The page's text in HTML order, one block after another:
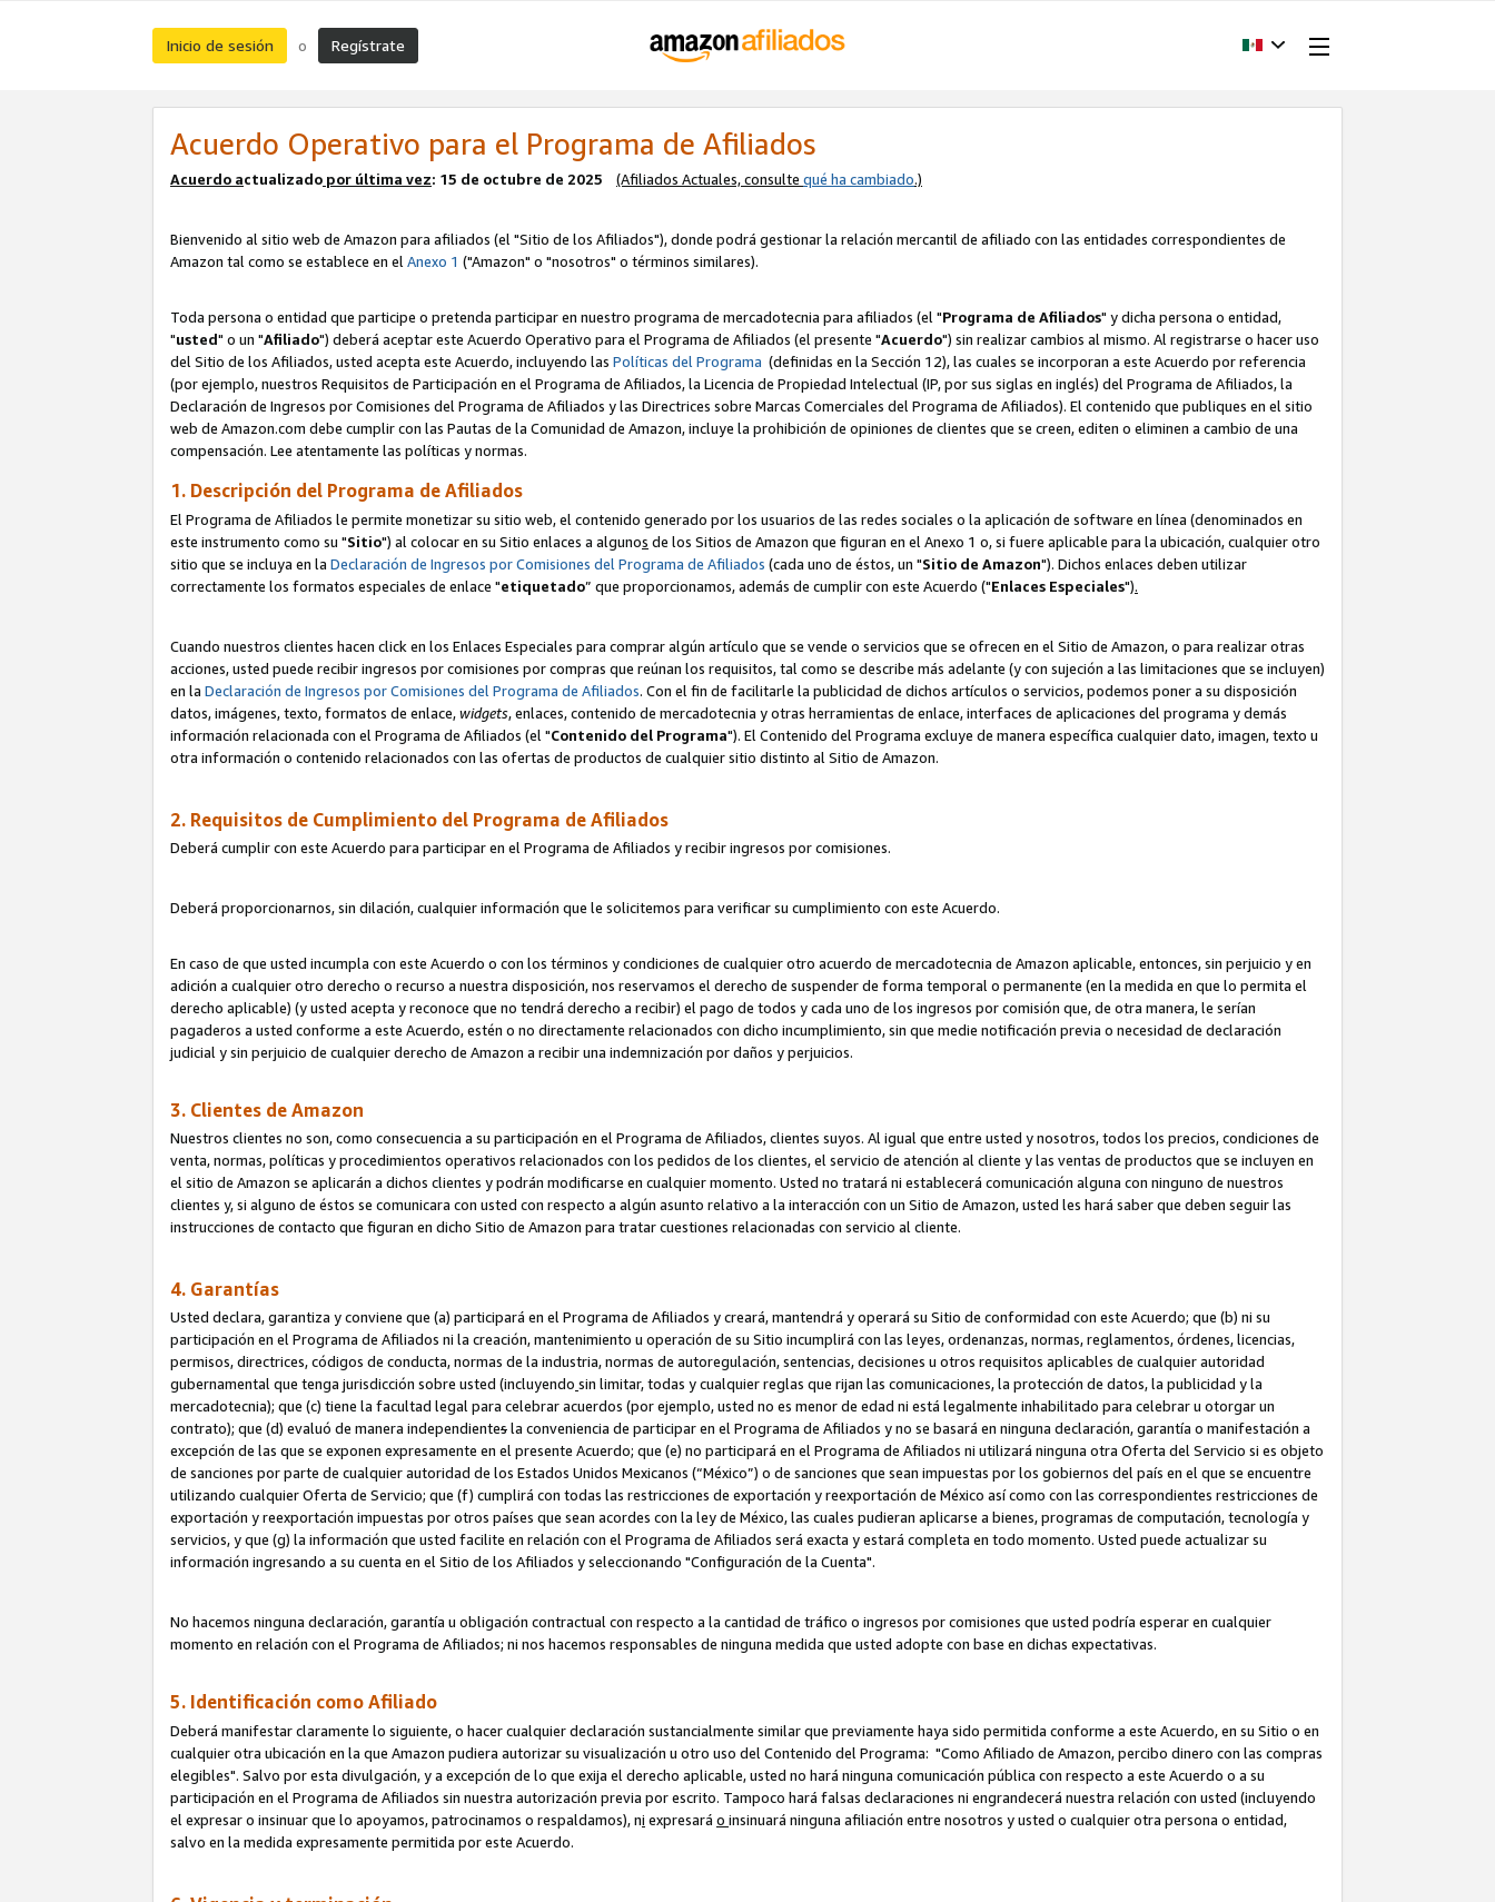
Inicio de sesión o Regístrate
Acuerdo Operativo para el Programa de Afiliados
Acuerdo actualizado por última vez: 15 de octubre de 2025 (Afiliados Actuales, consulte qué ha cambiado.)
Bienvenido al sitio web de Amazon para afiliados (el "Sitio de los Afiliados"), donde podrá gestionar la relación mercantil de afiliado con las entidades correspondientes de
Amazon tal como se establece en elAnexo 1 ("Amazon" o "nosotros" o términos similares).
Toda persona o entidad que participe o pretenda participar en nuestro programa de mercadotecnia para afiliados (el "Programa de Afiliados" y dicha persona o entidad,
"usted" o un "Afiliado") deberá aceptar este Acuerdo Operativo para el Programa de Afiliados (el presente "Acuerdo") sin realizar cambios al mismo. Al registrarse o hacer uso
del Sitio de los Afiliados, usted acepta este Acuerdo, incluyendo las Políticas del Programa (definidas en la Sección 12), las cuales se incorporan a este Acuerdo por referencia
(por ejemplo, nuestros Requisitos de Participación en el Programa de Afiliados, la Licencia de Propiedad Intelectual (IP, por sus siglas en inglés) del Programa de Afiliados, la
Declaración de Ingresos por Comisiones del Programa de Afiliados y las Directrices sobre Marcas Comerciales del Programa de Afiliados). El contenido que publiques en el sitio
web de Amazon.com debe cumplir con las Pautas de la Comunidad de Amazon, incluye la prohibición de opiniones de clientes que se creen, editen o eliminen a cambio de una
compensación. Lee atentamente las políticas y normas.
1. Descripción del Programa de Afiliados
El Programa de Afiliados le permite monetizar su sitio web, el contenido generado por los usuarios de las redes sociales o la aplicación de software en línea (denominados en
este instrumento como su "Sitio") al colocar en su Sitio enlaces a algunos de los Sitios de Amazon que figuran en el Anexo 1 o, si fuere aplicable para la ubicación, cualquier otro
sitio que se incluya en la Declaración de Ingresos por Comisiones del Programa de Afiliados (cada uno de éstos, un "Sitio de Amazon"). Dichos enlaces deben utilizar
correctamente los formatos especiales de enlace "etiquetado” que proporcionamos, además de cumplir con este Acuerdo ("Enlaces Especiales").
Cuando nuestros clientes hacen click en los Enlaces Especiales para comprar algún artículo que se vende o servicios que se ofrecen en el Sitio de Amazon, o para realizar otras
acciones, usted puede recibir ingresos por comisiones por compras que reúnan los requisitos, tal como se describe más adelante (y con sujeción a las limitaciones que se incluyen)
en la Declaración de Ingresos por Comisiones del Programa de Afiliados. Con el fin de facilitarle la publicidad de dichos artículos o servicios, podemos poner a su disposición
datos, imágenes, texto, formatos de enlace,widgets, enlaces, contenido de mercadotecnia y otras herramientas de enlace, interfaces de aplicaciones del programa y demás
información relacionada con el Programa de Afiliados (el "Contenido del Programa"). El Contenido del Programa excluye de manera específica cualquier dato, imagen, texto u
otra información o contenido relacionados con las ofertas de productos de cualquier sitio distinto al Sitio de Amazon.
2. Requisitos de Cumplimiento del Programa de Afiliados
Deberá cumplir con este Acuerdo para participar en el Programa de Afiliados y recibir ingresos por comisiones.
Deberá proporcionarnos, sin dilación, cualquier información que le solicitemos para verificar su cumplimiento con este Acuerdo.
En caso de que usted incumpla con este Acuerdo o con los términos y condiciones de cualquier otro acuerdo de mercadotecnia de Amazon aplicable, entonces, sin perjuicio y en
adición a cualquier otro derecho o recurso a nuestra disposición, nos reservamos el derecho de suspender de forma temporal o permanente (en la medida en que lo permita el
derecho aplicable) (y usted acepta y reconoce que no tendrá derecho a recibir) el pago de todos y cada uno de los ingresos por comisión que, de otra manera, le serían
pagaderos a usted conforme a este Acuerdo, estén o no directamente relacionados con dicho incumplimiento, sin que medie notificación previa o necesidad de declaración
judicial y sin perjuicio de cualquier derecho de Amazon a recibir una indemnización por daños y perjuicios.
3. Clientes de Amazon
Nuestros clientes no son, como consecuencia a su participación en el Programa de Afiliados, clientes suyos. Al igual que entre usted y nosotros, todos los precios, condiciones de
venta, normas, políticas y procedimientos operativos relacionados con los pedidos de los clientes, el servicio de atención al cliente y las ventas de productos que se incluyen en
el sitio de Amazon se aplicarán a dichos clientes y podrán modificarse en cualquier momento. Usted no tratará ni establecerá comunicación alguna con ninguno de nuestros
clientes y, si alguno de éstos se comunicara con usted con respecto a algún asunto relativo a la interacción con un Sitio de Amazon, usted les hará saber que deben seguir las
instrucciones de contacto que figuran en dicho Sitio de Amazon para tratar cuestiones relacionadas con servicio al cliente.
4. Garantías
Usted declara, garantiza y conviene que (a) participará en el Programa de Afiliados y creará, mantendrá y operará su Sitio de conformidad con este Acuerdo; que (b) ni su
participación en el Programa de Afiliados ni la creación, mantenimiento u operación de su Sitio incumplirá con las leyes, ordenanzas, normas, reglamentos, órdenes, licencias,
permisos, directrices, códigos de conducta, normas de la industria, normas de autoregulación, sentencias, decisiones u otros requisitos aplicables de cualquier autoridad
gubernamental que tenga jurisdicción sobre usted (incluyendo sin limitar, todas y cualquier reglas que rijan las comunicaciones, la protección de datos, la publicidad y la
mercadotecnia); que (c) tiene la facultad legal para celebrar acuerdos (por ejemplo, usted no es menor de edad ni está legalmente inhabilitado para celebrar u otorgar un
contrato); que (d) evaluó de manera independientesla conveniencia de participar en el Programa de Afiliados y no se basará en ninguna declaración, garantía o manifestación a
excepción de las que se exponen expresamente en el presente Acuerdo; que (e) no participará en el Programa de Afiliados ni utilizará ninguna otra Oferta del Servicio si es objeto
de sanciones por parte de cualquier autoridad de los Estados Unidos Mexicanos (“México”) o de sanciones que sean impuestas por los gobiernos del país en el que se encuentre
utilizando cualquier Oferta de Servicio; que (f) cumplirá con todas las restricciones de exportación y reexportación de México así como con las correspondientes restricciones de
exportación y reexportación impuestas por otros países que sean acordes con la ley de México, las cuales pudieran aplicarse a bienes, programas de computación, tecnología y
servicios, y que (g) la información que usted facilite en relación con el Programa de Afiliados será exacta y estará completa en todo momento. Usted puede actualizar su
información ingresando a su cuenta en el Sitio de los Afiliados y seleccionando "Configuración de la Cuenta".
No hacemos ninguna declaración, garantía u obligación contractual con respecto a la cantidad de tráfico o ingresos por comisiones que usted podría esperar en cualquier
momento en relación con el Programa de Afiliados; ni nos hacemos responsables de ninguna medida que usted adopte con base en dichas expectativas.
5. Identificación como Afiliado
Deberá manifestar claramente lo siguiente, o hacer cualquier declaración sustancialmente similar que previamente haya sido permitida conforme a este Acuerdo, en su Sitio o en
cualquier otra ubicación en la que Amazon pudiera autorizar su visualización u otro uso del Contenido del Programa: "Como Afiliado de Amazon, percibo dinero con las compras
elegibles". Salvo por esta divulgación, y a excepción de lo que exija el derecho aplicable, usted no hará ninguna comunicación pública con respecto a este Acuerdo o a su
participación en el Programa de Afiliados sin nuestra autorización previa por escrito. Tampoco hará falsas declaraciones ni engrandecerá nuestra relación con usted (incluyendo
el expresar o insinuar que lo apoyamos, patrocinamos o respaldamos), ni expresará o insinuará ninguna afiliación entre nosotros y usted o cualquier otra persona o entidad,
salvo en la medida expresamente permitida por este Acuerdo.